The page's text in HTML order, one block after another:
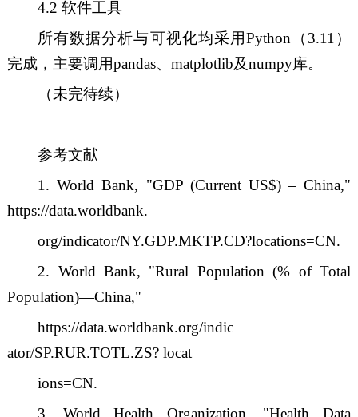
4.2软件工具
所有数据分析与可视化均采用Python（ 3.11 ）
完成，主要调用pandas、 matplotlib及numpy库。
（未完待续）
参考文献
1. World Bank, "GDP (Current US$)–China,"
https://data.worldbank.
org/indicator/NY.GDP.MKTP.CD?locations=CN.
2. World Bank, "Rural Population (% of Total
Population)—China,"
https://data.worldbank.org/indic
ator/SP.RUR.TOTL.ZS? locat
ions=CN.
3. World Health Organization, "Health Data